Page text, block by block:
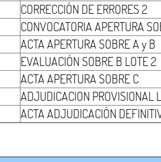
CORRECCIÓN DE ERRORES 2
CONVOCATORIA APERTURA
ACTA APERTURA SOBRE A y B
EVALUACIÓN SOBRE B LOTE 2
ACTA APERTURA SOBRE C
ADJUDICACION PROVISIONAL
ACTA ADJUDICACIÓN